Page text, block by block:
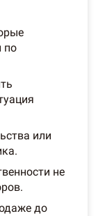
по
или
не
до